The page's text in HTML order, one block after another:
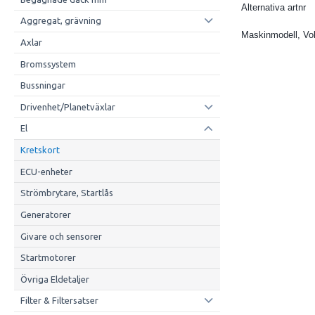
Aggregat, grävning
Axlar
Bromssystem
Bussningar
Drivenhet/Planetväxlar
El
Kretskort
ECU-enheter
Strömbrytare, Startlås
Generatorer
Givare och sensorer
Startmotorer
Övriga Eldetaljer
Filter & Filtersatser
Alternativa artnr
Maskinmodell,